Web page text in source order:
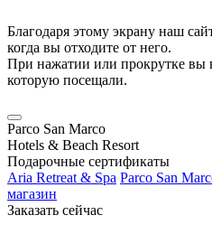
Благодаря этому экрану наш
когда вы отходите от него.
При нажатии или прокрутке вы
которую посещали.
Parco San Marco
Hotels & Beach Resort
Подарочные сертификаты
Aria Retreat & Spa Parco San
магазин
Заказать сейчас